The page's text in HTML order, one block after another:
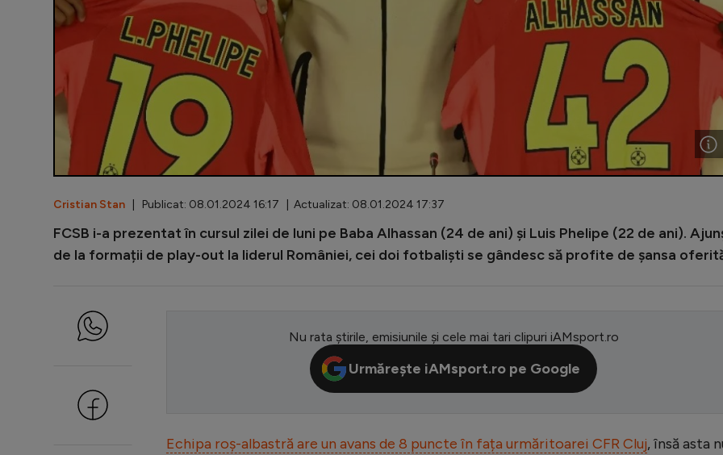
Cristian Stan | Publicat: 08.01.2024 16:17 | Actualizat: 08.01.2024 17:37
FCSB i-a prezentat în cursul zilei de luni pe Baba Alhassan (24 de ani) și Luis Phelipe (22 de ani).
de la formații de play-out la liderul României, cei doi fotbaliști se gândesc să profite de șansa
Nu rata știrile, emisiunile și cele mai tari clipuri iAMsport.ro
Urmărește iAMsport.ro pe Google
Echipa roș-albastră are un avans de 8 puncte în fața urmăritoarei CFR Cluj, însă asta